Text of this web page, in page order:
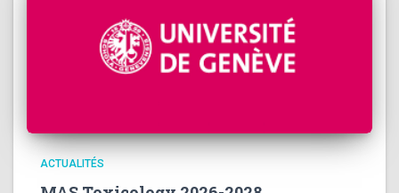
ACTUALITÉS